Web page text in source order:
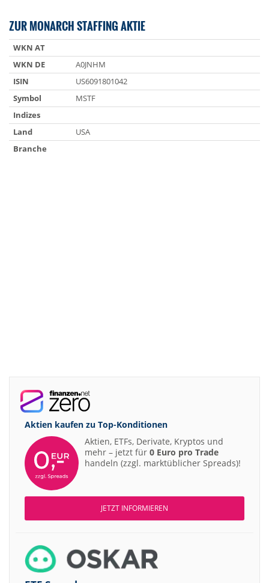
ZUR MONARCH STAFFING AKTIE
WKN AT
WKN DE
A0JNHM
ISIN
US6091801042
Symbol
MSTF
Indizes
Land
USA
Branche
Aktien kaufen zu Top-Konditionen
Aktien, ETFs, Derivate, Kryptos und
mehr – jetzt für 0 Euro pro Trade
handeln (zzgl. marktüblicher Spreads)!
JETZT INFORMIEREN